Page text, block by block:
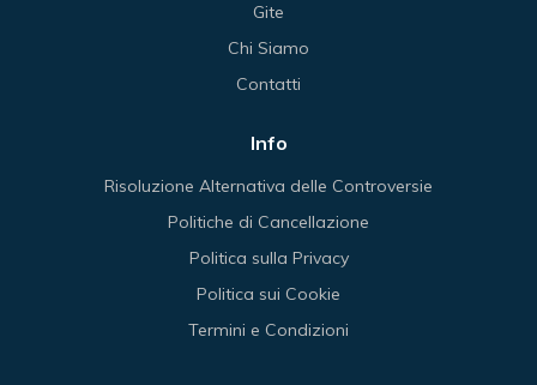
Gite
Chi Siamo
Contatti
Info
Risoluzione Alternativa delle Controversie
Politiche di Cancellazione
Politica sulla Privacy
Politica sui Cookie
Termini e Condizioni